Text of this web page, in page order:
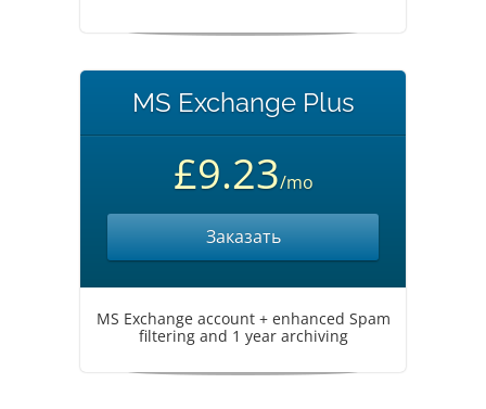
MS Exchange Plus
£9.23/mo
Заказать
MS Exchange account + enhanced Spam
filtering and 1 year archiving